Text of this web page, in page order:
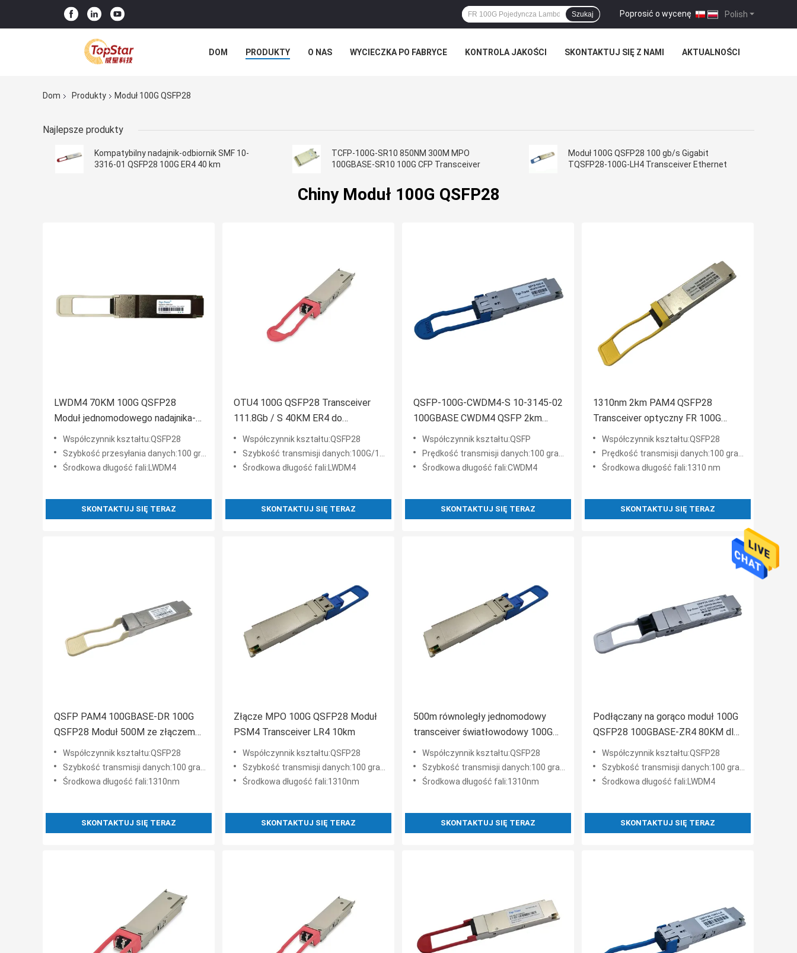
Polish
Poprosić o wycenę |
Szukaj
DOM PRODUKTY O NAS WYCIECZKA PO FABRYCE KONTROLA JAKOŚCI SKONTAKTUJ SIĘ Z NAMI AKTUALNOŚCI
Dom Produkty Moduł 100G QSFP28
Najlepsze produkty
Kompatybilny nadajnik-odbiornik SMF 10-
3316-01 QSFP28 100G ER4 40 km
TCFP-100G-SR10 850NM 300M MPO
100GBASE-SR10 100G CFP Transceiver
Moduł 100G QSFP28 100 gb/s Gigabit
TQSFP28-100G-LH4 Transceiver Ethernet
Chiny Moduł 100G QSFP28
LWDM4 70KM 100G QSFP28
Moduł jednomodowego nadajnika-
odbiornika światłowodowego
Współczynnik kształtu:QSFP28
Szybkość przesyłania danych:100 gramów
Środkowa długość fali:LWDM4
SKONTAKTUJ SIĘ TERAZ
OTU4 100G QSFP28 Transceiver
111.8Gb / S 40KM ER4 do
optycznego multipleksera Oadm
Cwdm
Współczynnik kształtu:QSFP28
Szybkość transmisji danych:100G/112G OTU4
Środkowa długość fali:LWDM4
SKONTAKTUJ SIĘ TERAZ
QSFP-100G-CWDM4-S 10-3145-02
100GBASE CWDM4 QSFP 2km
SMF LC optyczny moduł
nadawczo-odbiorczy
Współczynnik kształtu:QSFP
Prędkość transmisji danych:100 gramów
Środkowa długość fali:CWDM4
SKONTAKTUJ SIĘ TERAZ
1310nm 2km PAM4 QSFP28
Transceiver optyczny FR 100G
Single Lambda MSA
Współczynnik kształtu:QSFP28
Prędkość transmisji danych:100 gramów
Środkowa długość fali:1310 nm
SKONTAKTUJ SIĘ TERAZ
QSFP PAM4 100GBASE-DR 100G
QSFP28 Moduł 500M ze złączem
FEC Duplex LC
Współczynnik kształtu:QSFP28
Szybkość transmisji danych:100 gramów
Środkowa długość fali:1310nm
SKONTAKTUJ SIĘ TERAZ
Złącze MPO 100G QSFP28 Moduł
PSM4 Transceiver LR4 10km
Współczynnik kształtu:QSFP28
Szybkość transmisji danych:100 gramów
Środkowa długość fali:1310nm
SKONTAKTUJ SIĘ TERAZ
500m równoległy jednomodowy
transceiver światłowodowy 100G
QSFP28 PSM4 1310nm
Współczynnik kształtu:QSFP28
Szybkość transmisji danych:100 gramów
Środkowa długość fali:1310nm
SKONTAKTUJ SIĘ TERAZ
Podłączany na gorąco moduł 100G
QSFP28 100GBASE-ZR4 80KM dla
przełącznika sieciowego SFP
Współczynnik kształtu:QSFP28
Szybkość transmisji danych:100 gramów
Środkowa długość fali:LWDM4
SKONTAKTUJ SIĘ TERAZ